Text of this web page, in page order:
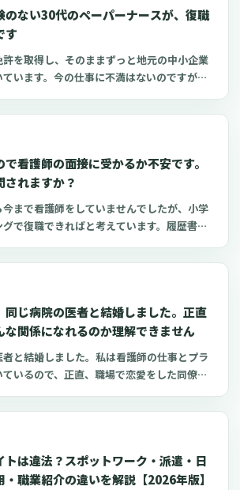
のない30代のペーパーナースが、復職
す
を取得し、そのままずっと地元の中小企業
います。今の仕事に不満はないのですが、
年齢も35歳になり、「働き方を変えるのな
く思うようになりました。一
看護師の面接に受かるか不安です。
されますか？
まで看護師をしていませんでしたが、小学
で復職できればと考えています。履歴書を
てきました。私の周りでは、産休後にすぐ
が多いので、自分としても引け
同じ病院の医者と結婚しました。正直
な関係になれるのか理解できません
と結婚しました。私は看護師の仕事とプラ
いるので、正直、職場で恋愛をした同僚が
けた同僚がちょっと羨ましいという思いも
やったらそういう関係になれる
トは違法？スポットワーク・派遣・日
職業紹介の違いを解説【2026年版】